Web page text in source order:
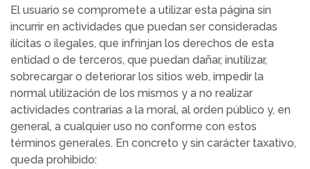
El usuario se compromete a utilizar esta página sin
incurrir en actividades que puedan ser consideradas
ilícitas o ilegales, que infrinjan los derechos de esta
entidad o de terceros, que puedan dañar, inutilizar,
sobrecargar o deteriorar los sitios web, impedir la
normal utilización de los mismos y a no realizar
actividades contrarias a la moral, al orden público y, en
general, a cualquier uso no conforme con estos
términos generales. En concreto y sin carácter taxativo,
queda prohibido: